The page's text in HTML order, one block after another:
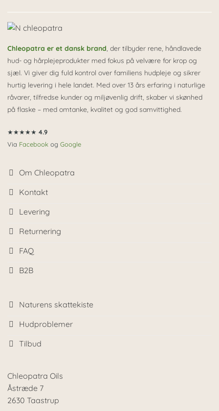
Chleopatra er et dansk brand , der tilbyder rene, håndlavede
hud- og hårplejeprodukter med fokus på velvære for krop og
sjæl. Vi giver dig fuld kontrol over familiens hudpleje og sikrer
hurtig levering i hele landet. Med over 13 års erfaring i naturlige
råvarer, tilfredse kunder og miljøvenlig drift, skaber vi skønhed
på flaske – med omtanke, kvalitet og god samvittighed.
★★★★★ 4.9
Via Facebook og Google
Om Chleopatra
Kontakt
Levering
Returnering
FAQ
B2B
Naturens skattekiste
Hudproblemer
Tilbud
Chleopatra Oils
Åstræde 7
2630 Taastrup